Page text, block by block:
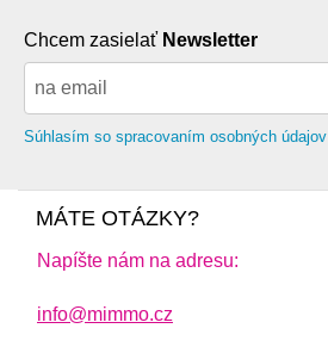
Chcem zasielať Newsletter
Súhlasím so spracovaním osobných údajov
MÁTE OTÁZKY?
Napíšte nám na adresu:
info@mimmo.cz